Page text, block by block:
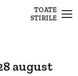
TOATE
STIRILE
august